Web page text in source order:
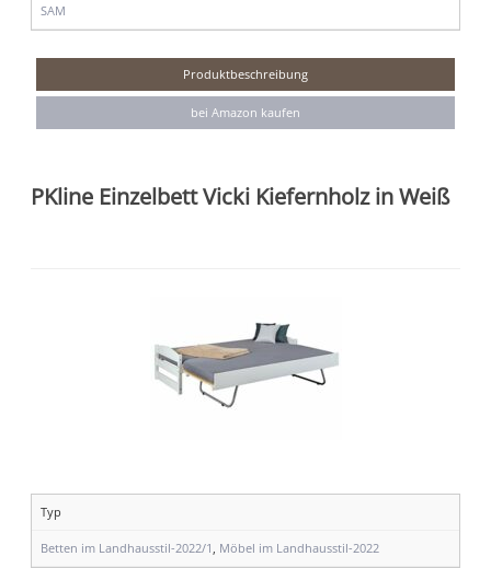
SAM
Produktbeschreibung
bei Amazon kaufen
PKline Einzelbett Vicki Kiefernholz in Weiß
Typ
Betten im Landhausstil-2022/1 , Möbel im Landhausstil-2022